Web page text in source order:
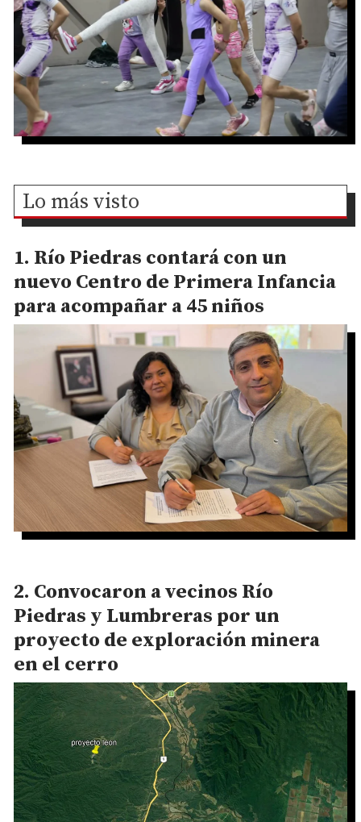
Lo más visto
Río Piedras contará con un
nuevo Centro de Primera Infancia
para acompañar a 45 niños
Convocaron a vecinos Río
Piedras y Lumbreras por un
proyecto de exploración minera
en el cerro